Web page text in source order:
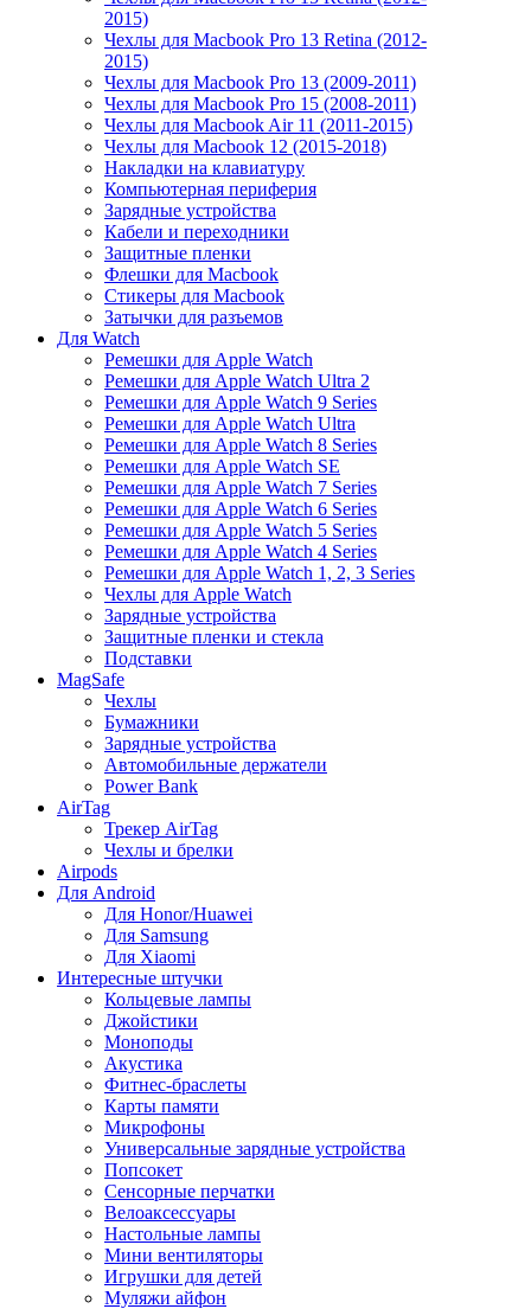
2015)
Чехлы для Macbook Pro 13 Retina (2012-
2015)
Чехлы для Macbook Pro 13 (2009-2011)
Чехлы для Macbook Pro 15 (2008-2011)
Чехлы для Macbook Air 11 (2011-2015)
Чехлы для Macbook 12 (2015-2018)
Накладки на клавиатуру
Компьютерная периферия
Зарядные устройства
Кабели и переходники
Защитные пленки
Флешки для Macbook
Стикеры для Macbook
Затычки для разъемов
Для Watch
Ремешки для Apple Watch
Ремешки для Apple Watch Ultra 2
Ремешки для Apple Watch 9 Series
Ремешки для Apple Watch Ultra
Ремешки для Apple Watch 8 Series
Ремешки для Apple Watch SE
Ремешки для Apple Watch 7 Series
Ремешки для Apple Watch 6 Series
Ремешки для Apple Watch 5 Series
Ремешки для Apple Watch 4 Series
Ремешки для Apple Watch 1, 2, 3 Series
Чехлы для Apple Watch
Зарядные устройства
Защитные пленки и стекла
Подставки
MagSafe
Чехлы
Бумажники
Зарядные устройства
Автомобильные держатели
Power Bank
AirTag
Трекер AirTag
Чехлы и брелки
Airpods
Для Android
Для Honor/Huawei
Для Samsung
Для Xiaomi
Интересные штучки
Кольцевые лампы
Джойстики
Моноподы
Акустика
Фитнес-браслеты
Карты памяти
Микрофоны
Универсальные зарядные устройства
Попсокет
Сенсорные перчатки
Велоаксессуары
Настольные лампы
Мини вентиляторы
Игрушки для детей
Муляжи айфон